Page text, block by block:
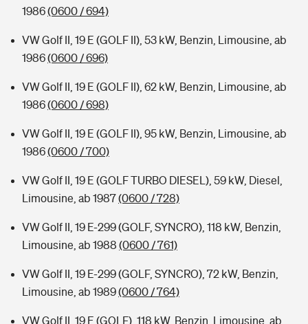
1986(0600 / 694)
VW Golf II, 19 E (GOLF II), 53 kW, Benzin, Limousine, ab
1986(0600 / 696)
VW Golf II, 19 E (GOLF II), 62 kW, Benzin, Limousine, ab
1986(0600 / 698)
VW Golf II, 19 E (GOLF II), 95 kW, Benzin, Limousine, ab
1986(0600 / 700)
VW Golf II, 19 E (GOLF TURBO DIESEL), 59 kW, Diesel,
Limousine, ab 1987(0600 / 728)
VW Golf II, 19 E-299 (GOLF, SYNCRO), 118 kW, Benzin,
Limousine, ab 1988 (0600 / 761)
VW Golf II, 19 E-299 (GOLF, SYNCRO), 72 kW, Benzin,
Limousine, ab 1989(0600 / 764)
VW Golf II, 19 E (GOLF), 118 kW, Benzin, Limousine, ab